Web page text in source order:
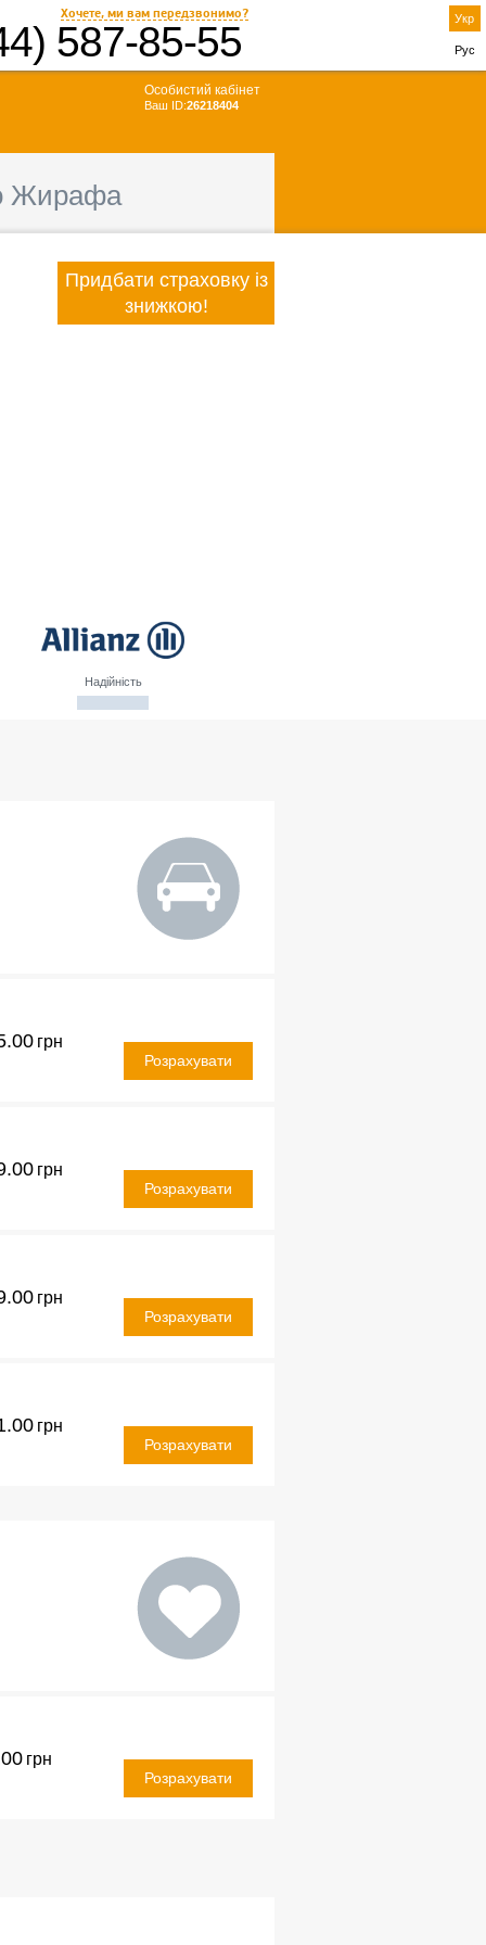
Хочете, ми вам передзвонимо?
587-85-55
Особистий кабінет
Ваш ID:26218404
Укр
Рус
Жирафа
Придбати страховку із
знижкою!
Надійність
Розрахувати
грн
Розрахувати
грн
Розрахувати
грн
Розрахувати
грн
Розрахувати
грн